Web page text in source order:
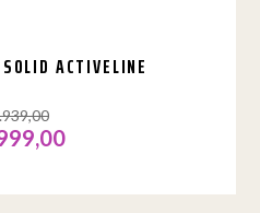
ACTIVELINE